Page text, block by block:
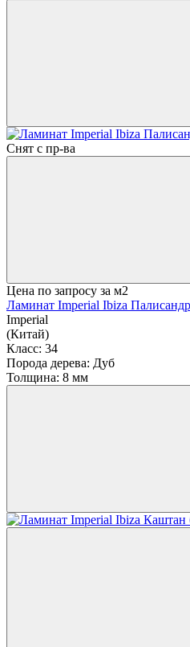
Снят с пр-ва
Цена по запросу за м2
Ламинат Imperial Ibiza
Imperial
(Китай)
Класс: 34
Порода дерева: Дуб
Толщина: 8 мм